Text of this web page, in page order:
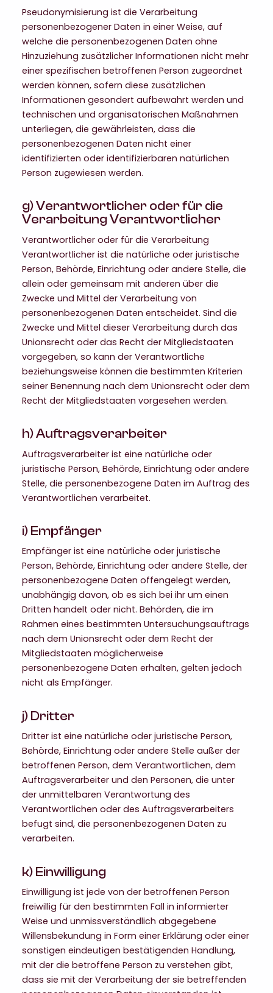
Pseudonymisierung ist die Verarbeitung
personenbezogener Daten in einer Weise, auf
welche die personenbezogenen Daten ohne
Hinzuziehung zusätzlicher Informationen nicht mehr
einer spezifischen betroffenen Person zugeordnet
werden können, sofern diese zusätzlichen
Informationen gesondert aufbewahrt werden und
technischen und organisatorischen Maßnahmen
unterliegen, die gewährleisten, dass die
personenbezogenen Daten nicht einer
identifizierten oder identifizierbaren natürlichen
Person zugewiesen werden.
g) Verantwortlicher oder für die
Verarbeitung Verantwortlicher
Verantwortlicher oder für die Verarbeitung
Verantwortlicher ist die natürliche oder juristische
Person, Behörde, Einrichtung oder andere Stelle, die
allein oder gemeinsam mit anderen über die
Zwecke und Mittel der Verarbeitung von
personenbezogenen Daten entscheidet. Sind die
Zwecke und Mittel dieser Verarbeitung durch das
Unionsrecht oder das Recht der Mitgliedstaaten
vorgegeben, so kann der Verantwortliche
beziehungsweise können die bestimmten Kriterien
seiner Benennung nach dem Unionsrecht oder dem
Recht der Mitgliedstaaten vorgesehen werden.
h) Auftragsverarbeiter
Auftragsverarbeiter ist eine natürliche oder
juristische Person, Behörde, Einrichtung oder andere
Stelle, die personenbezogene Daten im Auftrag des
Verantwortlichen verarbeitet.
i) Empfänger
Empfänger ist eine natürliche oder juristische
Person, Behörde, Einrichtung oder andere Stelle, der
personenbezogene Daten offengelegt werden,
unabhängig davon, ob es sich bei ihr um einen
Dritten handelt oder nicht. Behörden, die im
Rahmen eines bestimmten Untersuchungsauftrags
nach dem Unionsrecht oder dem Recht der
Mitgliedstaaten möglicherweise
personenbezogene Daten erhalten, gelten jedoch
nicht als Empfänger.
j) Dritter
Dritter ist eine natürliche oder juristische Person,
Behörde, Einrichtung oder andere Stelle außer der
betroffenen Person, dem Verantwortlichen, dem
Auftragsverarbeiter und den Personen, die unter
der unmittelbaren Verantwortung des
Verantwortlichen oder des Auftragsverarbeiters
befugt sind, die personenbezogenen Daten zu
verarbeiten.
k) Einwilligung
Einwilligung ist jede von der betroffenen Person
freiwillig für den bestimmten Fall in informierter
Weise und unmissverständlich abgegebene
Willensbekundung in Form einer Erklärung oder einer
sonstigen eindeutigen bestätigenden Handlung,
mit der die betroffene Person zu verstehen gibt,
dass sie mit der Verarbeitung der sie betreffenden